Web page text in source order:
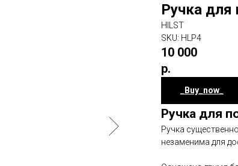
Ручка
HILST
SKU: HLP4
10 000
р.
_Buy_now_
Ручка для
Ручка
незаменима для